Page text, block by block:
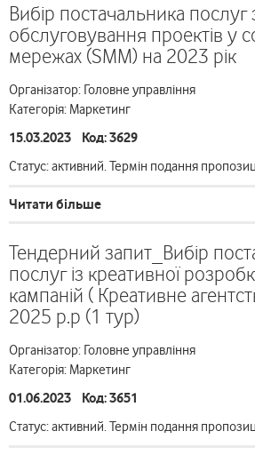
Вибір постачальника послуг
обслуговування проектів у
мережах (SMM) на 2023 рік
Організатор: Головне управління
Категорія: Маркетинг
15.03.2023 Код: 3629
Статус: активний. Термін подання
Читати більше
Тендерний запит_Вибір
послуг із креативної
кампаній ( Креативне
2025 р.р (1 тур)
Організатор: Головне управління
Категорія: Маркетинг
01.06.2023 Код: 3651
Статус: активний. Термін подання